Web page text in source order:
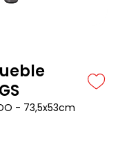
- 73,5x53cm